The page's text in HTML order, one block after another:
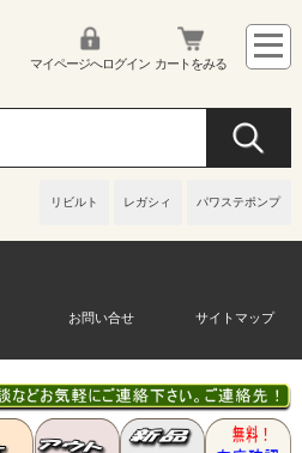
リビルト レガシィ パワステポンプ
マイページへログイン カートをみる
お問い合せ サイトマップ